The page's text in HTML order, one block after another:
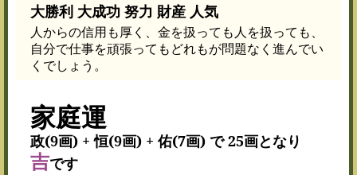
大勝利 大成功 努力 財産 人気
人からの信用も厚く、金を扱っても人を扱っても、
自分で仕事を頑張ってもどれもが問題なく進んでい
くでしょう。
家庭運
政(9画) + 恒(9画) + 佑(7画) で 25画となり
吉です